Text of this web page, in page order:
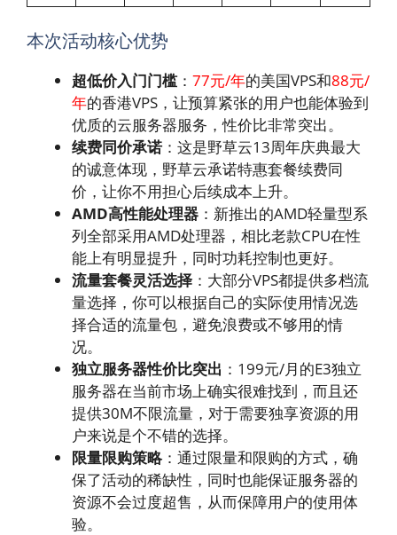
本次活动核心优势
超低价入门门槛： 77元/年的美国VPS和88元/
年的香港VPS，让预算紧张的用户也能体验到
优质的云服务器服务，性价比非常突出。
续费同价承诺：这是野草云13周年庆典最大
的诚意体现，野草云承诺特惠套餐续费同
价，让你不用担心后续成本上升。
AMD高性能处理器 ：新推出的AMD轻量型系
列全部采用AMD处理器，相比老款CPU在性
能上有明显提升，同时功耗控制也更好。
流量套餐灵活选择 ：大部分VPS都提供多档流
量选择，你可以根据自己的实际使用情况选
择合适的流量包，避免浪费或不够用的情
况。
独立服务器性价比突出 ：199元/月的E3独立
服务器在当前市场上确实很难找到，而且还
提供30M不限流量，对于需要独享资源的用
户来说是个不错的选择。
限量限购策略：通过限量和限购的方式，确
保了活动的稀缺性，同时也能保证服务器的
资源不会过度超售，从而保障用户的使用体
验。